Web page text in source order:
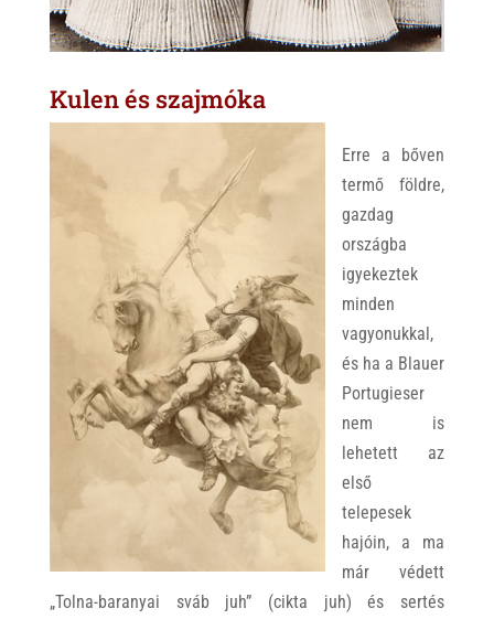
Kulen és szajmóka
Erre a bőven
termő földre,
gazdag
országba
igyekeztek
minden
vagyonukkal,
és ha a Blauer
Portugieser
nem is
lehetett az
első
telepesek
hajóin, a ma
már védett
„Tolna-baranyai sváb juh” (cikta juh) és sertés